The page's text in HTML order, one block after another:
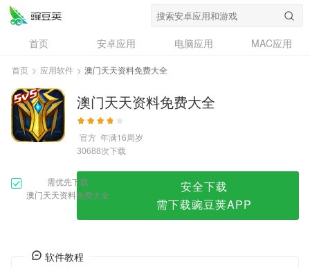
澳门天天资料免费大全
首页 安卓应用 电脑应用
MAC应用
资讯
专题
问答
首页 > 应用软件 > 澳门天天资料免费大全
澳门天天资料免费大全
官方 年满16周岁
30688次下载
需优先下载
澳门天天资料免费大全
安全下载
需下载豌豆荚APP
软件教程